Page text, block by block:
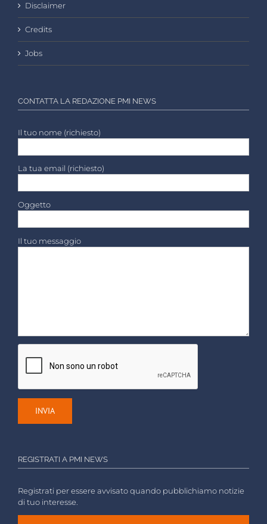
Disclaimer
Credits
Jobs
CONTATTA LA REDAZIONE PMI NEWS
Il tuo nome (richiesto)
La tua email (richiesto)
Oggetto
Il tuo messaggio
REGISTRATI A PMI NEWS
Registrati per essere avvisato quando pubblichiamo notizie
di tuo interesse.